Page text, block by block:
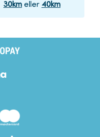
30km eller 40km